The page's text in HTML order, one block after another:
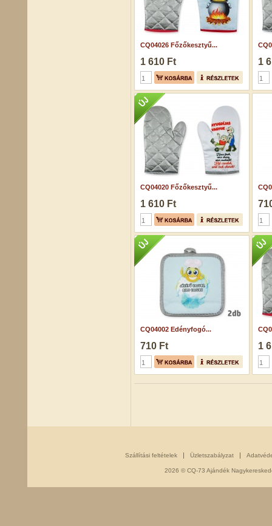
CQ04026 Főzőkesztyű...
1 610 Ft 1
CQ04020 Főzőkesztyű...
1 610 Ft
CQ04002 Edényfogó...
710 Ft 1
Szállítási feltételek Üzletszabályzat
2026 © CQ-73 Ajándék